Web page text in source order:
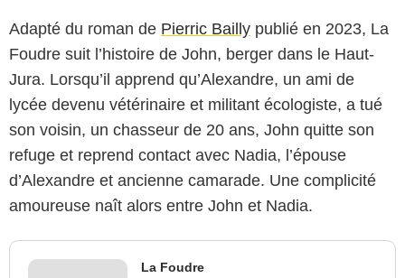
Adapté du roman de Pierric Bailly publié en 2023, La
Foudre suit l’histoire de John, berger dans le Haut-
Jura. Lorsqu’il apprend qu’Alexandre, un ami de
lycée devenu vétérinaire et militant écologiste, a tué
son voisin, un chasseur de 20 ans, John quitte son
refuge et reprend contact avec Nadia, l’épouse
d’Alexandre et ancienne camarade. Une complicité
amoureuse naît alors entre John et Nadia.
La Foudre